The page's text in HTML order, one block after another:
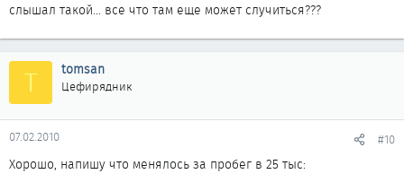
слышал такой... все что там еще может случиться???
T tomsan
Цефирядник
07.02.2010 #10
Хорошо, напишу что менялось за пробег в 25 тыс: